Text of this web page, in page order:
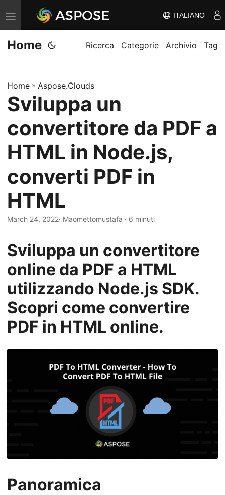
V
ä
x
n
a
i
g
e
r
i
n
g
ITALIANO
Home Ricerca Categorie Archivio Tag
Home » Aspose.Clouds
Sviluppa un
convertitore da PDF a
HTML in Node.js,
converti PDF in
HTML
March 24, 2022· Maomettomustafa · 6 minuti
Sviluppa un convertitore
online da PDF a HTML
utilizzando Node.js SDK.
Scopri come convertire
PDF in HTML online.
Panoramica